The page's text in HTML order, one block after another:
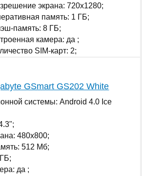
экрана: 720x1280;
память: 1 ГБ;
память: 8 ГБ;
камера: да ;
SIM-карт: 2;
GSmart GS202 White
системы: Android 4.0 Ice
480x800;
512 Мб;
да ;